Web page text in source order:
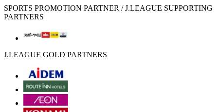
SPORTS PROMOTION PARTNER / J.LEAGUE SUPPORTING
PARTNERS
J.LEAGUE GOLD PARTNERS